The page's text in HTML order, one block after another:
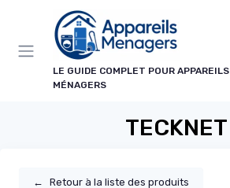
LE GUIDE COMPLET POUR APPAREILS
MÉNAGERS
TECKNET
← Retour à la liste des produits
Panneau de gestion des cookies